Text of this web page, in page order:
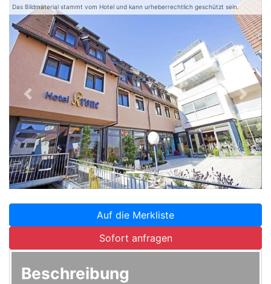
Das Bildmaterial stammt vom Hotel und kann urheberrechtlich geschützt sein.
Zurück
Auf die Merkliste
Sofort anfragen
Beschreibung